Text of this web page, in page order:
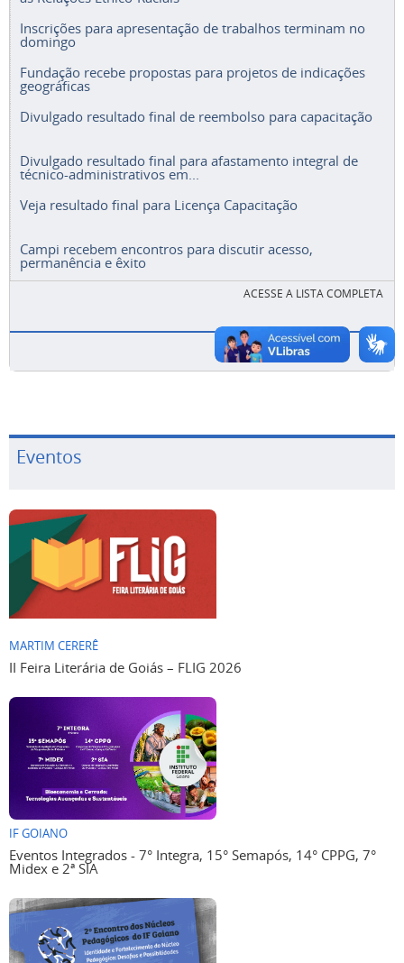
Inscrições para apresentação de trabalhos terminam no
domingo
Fundação recebe propostas para projetos de indicações
geográficas
Divulgado resultado final de reembolso para capacitação
Divulgado resultado final para afastamento integral de
técnico-administrativos em...
Veja resultado final para Licença Capacitação
Campi recebem encontros para discutir acesso,
permanência e êxito
ACESSE A LISTA COMPLETA
Eventos
MARTIM CERERÊ
II Feira Literária de Goiás – FLIG 2026
IF GOIANO
Eventos Integrados - 7° Integra, 15° Semapós, 14° CPPG, 7°
Midex e 2ª SIA